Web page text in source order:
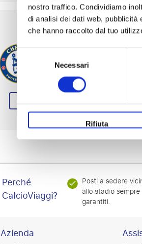
nostro traffico. Condividiamo
di analisi dei dati web,
che hanno raccolto dal tuo
Selezione
del
consenso
Necessari
Rifiuta
Premier League
Stamford
Perché
CalcioViaggi?
Posti a sedere
allo stadio sempre
garantiti.
Azienda